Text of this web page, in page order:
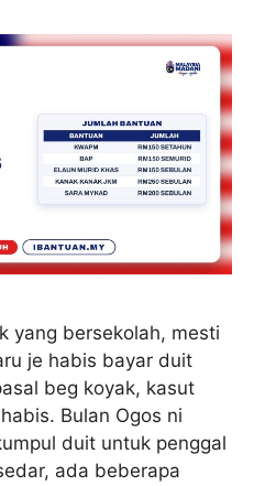
yang bersekolah, mesti
je habis bayar duit
beg koyak, kasut
Bulan Ogos ni
duit untuk penggal
ada beberapa